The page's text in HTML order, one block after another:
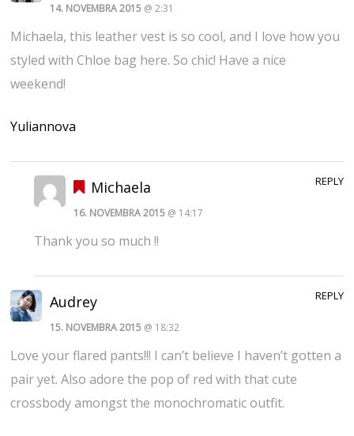
14. NOVEMBRA 2015 @ 2:31
Michaela, this leather vest is so cool, and I love how you
styled with Chloe bag here. So chic! Have a nice
weekend!
Yuliannova
Michaela
16. NOVEMBRA 2015@ 14:17
Thank you so much !!
REPLY
Audrey
15. NOVEMBRA 2015 @ 18:32
Love your flared pants!!! I can’t believe I haven’t gotten a
pair yet. Also adore the pop of red with that cute
crossbody amongst the monochromatic outfit.
REPLY